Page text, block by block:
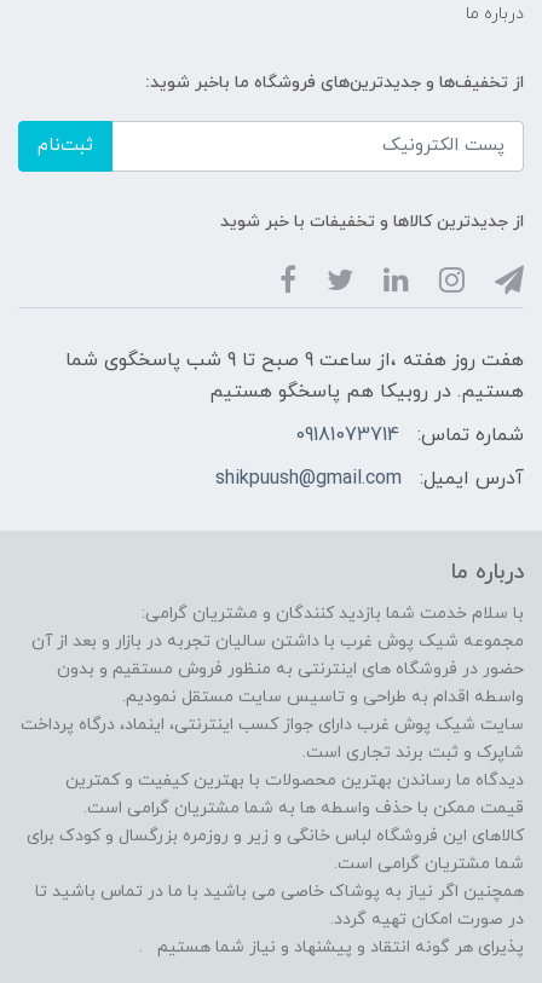
درباره ما
از تخفیف‌ها و جدیدترین‌های فروشگاه ما باخبر شوید:
ثبت‌نام
از جدیدترین کالاها و تخفیفات با خبر شوید
هفت روز هفته ،از ساعت 9 صبح تا 9 شب پاسخگوی شما
هستیم. در روبیکا هم پاسخگو هستیم
شماره تماس:
09181073714
آدرس ایمیل:
shikpuush@gmail.com
درباره ما
با سلام خدمت شما بازدید کنندگان و مشتریان گرامی:
مجموعه شیک پوش غرب با داشتن سالیان تجربه در بازار و بعد از آن
حضور در فروشگاه های اینترنتی به منظور فروش مستقیم و بدون
واسطه اقدام به طراحی و تاسیس سایت مستقل نمودیم.
سایت شیک پوش غرب دارای جواز کسب اینترنتی، اینماد، درگاه پرداخت
شاپرک و ثبت برند تجاری است.
دیدگاه ما رساندن بهترین محصولات با بهترین کیفیت و کمترین
قیمت ممکن با حذف واسطه ها به شما مشتریان گرامی است.
کالاهای این فروشگاه لباس خانگی و زیر و روزمره بزرگسال و کودک برای
شما مشتریان گرامی است.
همچنین اگر نیاز به پوشاک خاصی می باشید با ما در تماس باشید تا
در صورت امکان تهیه گردد.
پذیرای هر گونه انتقاد و پیشنهاد و نیاز شما هستیم .